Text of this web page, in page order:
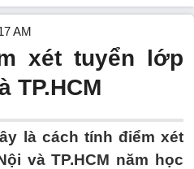
AM
xét tuyển lớp
TP.HCM
là cách tính điểm xét
và TP.HCM năm học